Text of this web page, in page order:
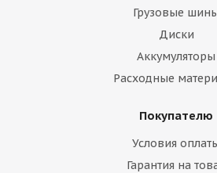
Грузовые
Диски
Аккумуляторы
Расходные
Покупателю
Условия
Гарантия на